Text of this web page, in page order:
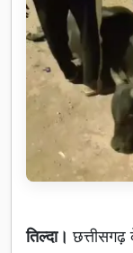
तिल्दा।